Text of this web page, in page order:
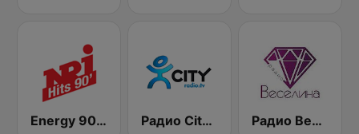
Energy 90's Only Радио City 99.7 FM Радио Веселина 99.1 FM